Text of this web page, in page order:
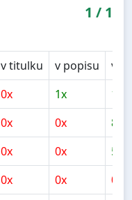
1 / 1
v titulku v popisu
v
0x 1x
12x
0x 0x
8x
0x 0x
5x
0x 0x
0x